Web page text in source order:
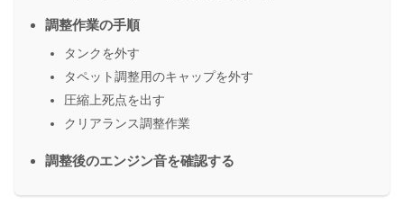
調整作業の手順
タンクを外す
タペット調整用のキャップを外す
圧縮上死点を出す
クリアランス調整作業
調整後のエンジン音を確認する